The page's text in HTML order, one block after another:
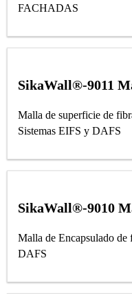
FACHADAS
SikaWall®-9011
Malla de superficie de
Sistemas EIFS y DAFS
SikaWall®-9010
Malla de Encapsulado
DAFS